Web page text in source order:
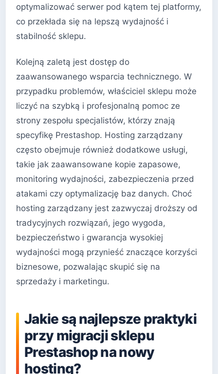
optymalizować serwer pod kątem tej platformy,
co przekłada się na lepszą wydajność i
stabilność sklepu.
Kolejną zaletą jest dostęp do
zaawansowanego wsparcia technicznego. W
przypadku problemów, właściciel sklepu może
liczyć na szybką i profesjonalną pomoc ze
strony zespołu specjalistów, którzy znają
specyfikę Prestashop. Hosting zarządzany
często obejmuje również dodatkowe usługi,
takie jak zaawansowane kopie zapasowe,
monitoring wydajności, zabezpieczenia przed
atakami czy optymalizację baz danych. Choć
hosting zarządzany jest zazwyczaj droższy od
tradycyjnych rozwiązań, jego wygoda,
bezpieczeństwo i gwarancja wysokiej
wydajności mogą przynieść znaczące korzyści
biznesowe, pozwalając skupić się na
sprzedaży i marketingu.
Jakie są najlepsze praktyki
przy migracji sklepu
Prestashop na nowy
hosting?